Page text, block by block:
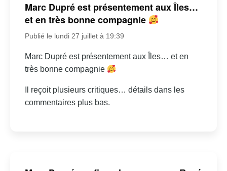
Marc Dupré est présentement aux Îles…
et en très bonne compagnie
Publié le lundi 27 juillet à 19:39
Marc Dupré est présentement aux Îles… et en
très bonne compagnie
Il reçoit plusieurs critiques… détails dans les
commentaires plus bas.